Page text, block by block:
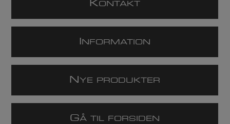
KONTAKT
NFORMATION
N YE PRODUKTER
GÅ TIL FORSIDEN